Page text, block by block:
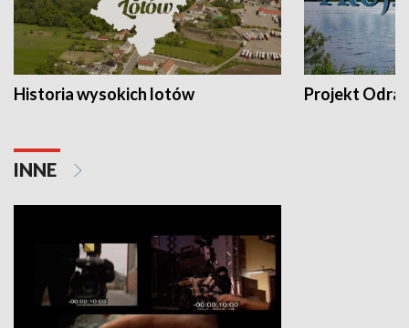
Historia wysokich lotów Projekt Odra
INNE